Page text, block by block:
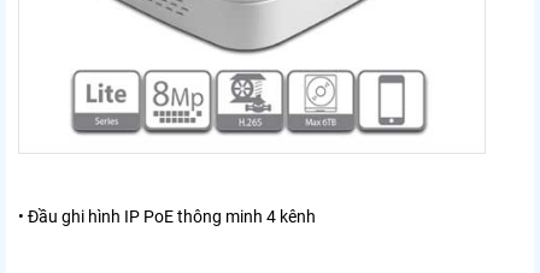
• Đầu ghi hình IP PoE thông minh 4 kênh